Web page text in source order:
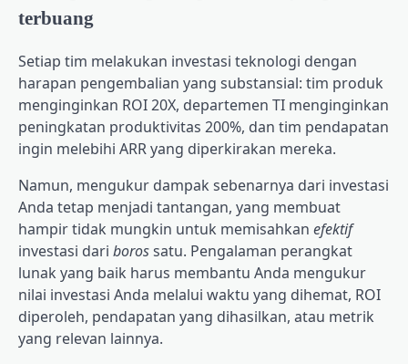
terbuang
Setiap tim melakukan investasi teknologi dengan
harapan pengembalian yang substansial: tim produk
menginginkan ROI 20X, departemen TI menginginkan
peningkatan produktivitas 200%, dan tim pendapatan
ingin melebihi ARR yang diperkirakan mereka.
Namun, mengukur dampak sebenarnya dari investasi
Anda tetap menjadi tantangan, yang membuat
hampir tidak mungkin untuk memisahkan efektif
investasi dari borossatu. Pengalaman perangkat
lunak yang baik harus membantu Anda mengukur
nilai investasi Anda melalui waktu yang dihemat, ROI
diperoleh, pendapatan yang dihasilkan, atau metrik
yang relevan lainnya.